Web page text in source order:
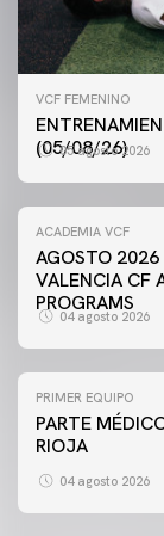
VCF FEMENINO
(05/08/26)
05 agosto 2026
ACADEMIA VCF
AGOSTO 2026
VALENCIA CF
PROGRAMS
04 agosto 2026
PRIMER EQUIPO
PARTE
RIOJA
04 agosto 2026
VCF FEMENINO
(04/08/26)